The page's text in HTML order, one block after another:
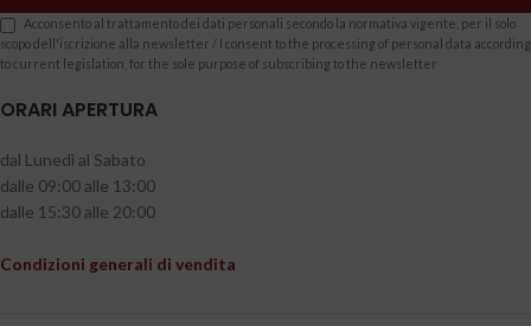
Acconsento al trattamento dei dati personali secondo la normativa vigente, per il solo
scopo dell'iscrizione alla newsletter / I consent to the processing of personal data according
to current legislation, for the sole purpose of subscribing to the newsletter
ORARI APERTURA
dal Lunedì al Sabato
dalle 09:00 alle 13:00
dalle 15:30 alle 20:00
Condizioni generali di vendita